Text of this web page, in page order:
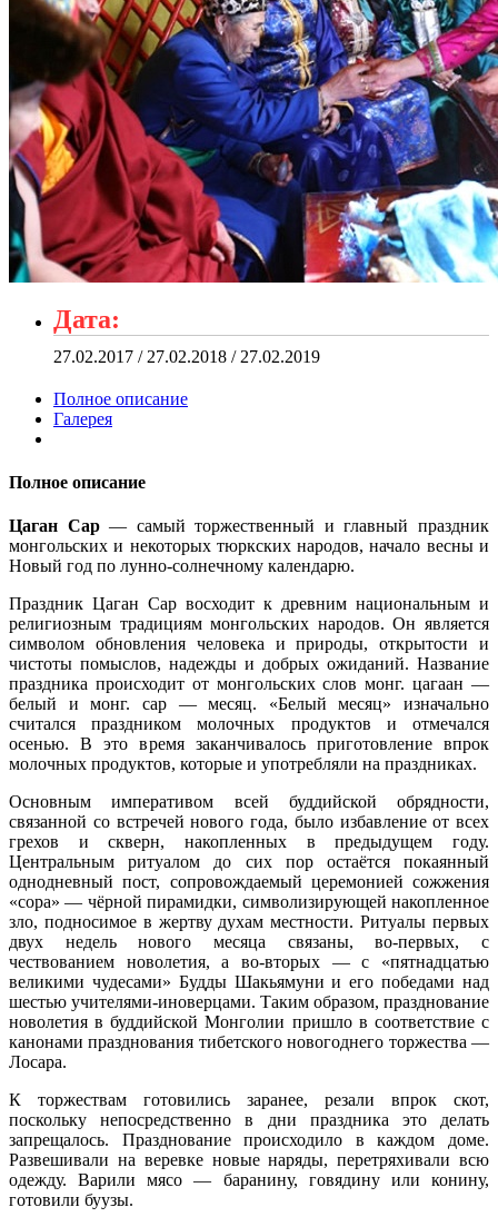
Дата:
27.02.2017 / 27.02.2018 / 27.02.2019
Полное описание
Галерея
Полное описание
Цаган Сар— самый торжественный и главный праздник
монгольских и некоторых тюркских народов, начало весны и
Новый год по лунно-солнечному календарю.
Праздник Цаган Сар восходит к древним национальным и
религиозным традициям монгольских народов. Он является
символом обновления человека и природы, открытости и
чистоты помыслов, надежды и добрых ожиданий. Название
праздника происходит от монгольских слов монг. цагаан —
белый и монг. сар — месяц. «Белый месяц» изначально
считался праздником молочных продуктов и отмечался
осенью. В это время заканчивалось приготовление впрок
молочных продуктов, которые и употребляли на праздниках.
Основным императивом всей буддийской обрядности,
связанной со встречей нового года, было избавление от всех
грехов и скверн, накопленных в предыдущем году.
Центральным ритуалом до сих пор остаётся покаянный
однодневный пост, сопровождаемый церемонией сожжения
«сора» — чёрной пирамидки, символизирующей накопленное
зло, подносимое в жертву духам местности. Ритуалы первых
двух недель нового месяца связаны, во-первых, с
чествованием новолетия, а во-вторых — с «пятнадцатью
великими чудесами» Будды Шакьямуни и его победами над
шестью учителями-иноверцами. Таким образом, празднование
новолетия в буддийской Монголии пришло в соответствие с
канонами празднования тибетского новогоднего торжества —
Лосара.
К торжествам готовились заранее, резали впрок скот,
поскольку непосредственно в дни праздника это делать
запрещалось. Празднование происходило в каждом доме.
Развешивали на веревке новые наряды, перетряхивали всю
одежду. Варили мясо — баранину, говядину или конину,
готовили буузы.